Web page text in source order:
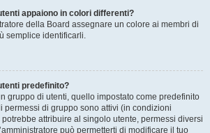
appaiono in colori differenti?
della Board assegnare un colore ai membri di
semplice identificarli.
predefinito?
gruppo di utenti, quello impostato come predefinito
permessi di gruppo sono attivi (in condizioni
potrebbe attribuire al singolo utente, permessi diversi
può permetterti di modificare il tuo